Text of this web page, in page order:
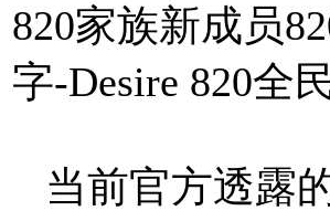
820家族新成员
字-Desire 820全
当前官方透露